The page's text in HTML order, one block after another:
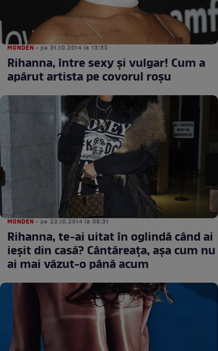
MONDEN • pe 31.10.2014 la 13:35
Rihanna, între sexy şi vulgar! Cum a
apărut artista pe covorul roşu
MONDEN • pe 22.10.2014 la 09:31
Rihanna, te-ai uitat în oglindă când ai
ieşit din casă? Cântăreaţa, aşa cum nu
ai mai văzut-o până acum